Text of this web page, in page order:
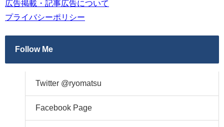
広告掲載・記事広告について
プライバシーポリシー
Follow Me
Twitter @ryomatsu
Facebook Page